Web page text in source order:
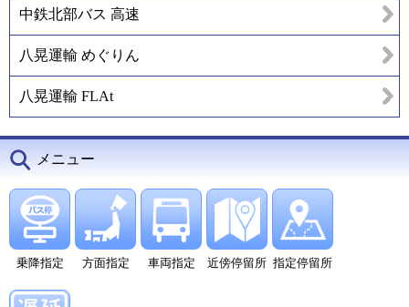
中鉄北部バス 高速
八晃運輸 めぐりん
八晃運輸 FLAt
メニュー
乗降指定 方面指定 車両指定 近傍停留所 指定停留所